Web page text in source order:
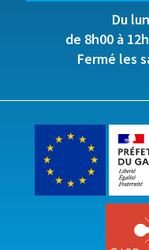
Du
de 8h00 à
Fermé les